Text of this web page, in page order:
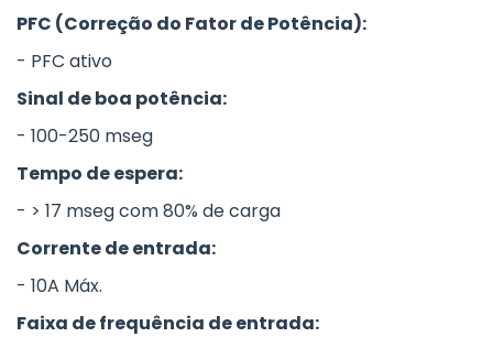
PFC (Correção do Fator de Potência):
- PFC ativo
Sinal de boa potência:
- 100-250 mseg
Tempo de espera:
- > 17 mseg com 80% de carga
Corrente de entrada:
- 10A Máx.
Faixa de frequência de entrada: